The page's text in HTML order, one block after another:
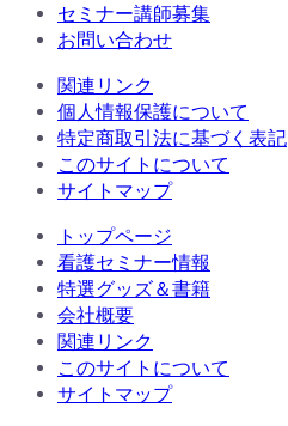
セミナー講師募集
お問い合わせ
関連リンク
個人情報保護について
特定商取引法に基づく表記
このサイトについて
サイトマップ
トップページ
看護セミナー情報
特選グッズ＆書籍
会社概要
関連リンク
このサイトについて
サイトマップ